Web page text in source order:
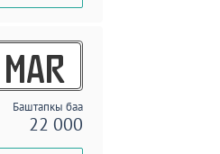
MAR
Баштапкы баа
22 000